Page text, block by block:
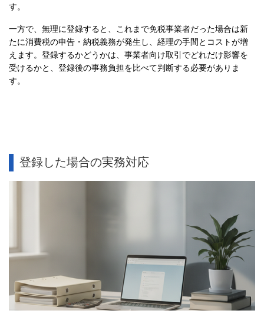
す。
一方で、無理に登録すると、これまで免税事業者だった場合は新
たに消費税の申告・納税義務が発生し、経理の手間とコストが増
えます。登録するかどうかは、事業者向け取引でどれだけ影響を
受けるかと、登録後の事務負担を比べて判断する必要がありま
す。
登録した場合の実務対応